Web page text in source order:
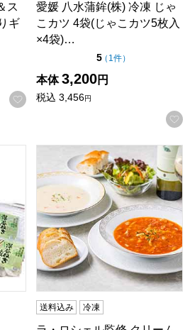
ス
ギ
お気に入りに登録する
愛媛 八水蒲鉾(株) 冷凍 じゃ
こカツ 4袋(じゃこカツ5枚入
×4袋)…
5点（5点満点中）
（ 1件の評価
）
本体 3,200円
税込 3,456円
餃子(30個×2袋)【お届け期間:7月1
ラ・ロシェル監修 クリーム
送料込み 冷凍